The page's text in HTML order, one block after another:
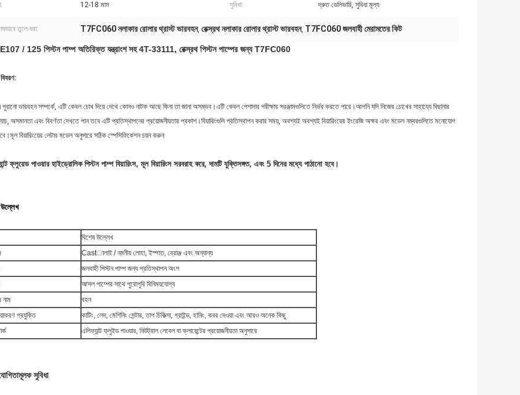
12-18 মাস সুবিধা: দ্রুত ডেলিভারি, সুবিধা মূল্য
তুলে ধরা: T7FC060 নলাকার রোলার থ্রাস্ট ভারবহন, রেক্স্রথ নলাকার রোলার থ্রাস্ট ভারবহন, T7FC060 জলবাহী মেরামতের কিট
/ 125 পিস্টন পাম্প অতিরিক্ত যন্ত্রাংশ সহ 4T-33111, রেক্স্রথ পিস্টন পাম্পের জন্য T7FC060
পুরানো ভারবহন সম্পর্কে, এটি কেবল চোখ দিয়ে দেখে কোনও নাটক আছে কিনা তা জানা অসম্ভব।এটি কেবল পেশাদার পরীক্ষার সরঞ্জামগুলিতে নির্ভর করতে পারে।আপনি যদি নিজের চোখের সাহায্যে বিছানার
অসমানতা এবং বিবর্ণতা দেখতে পান তবে এটি প্রতিস্থাপনের প্রয়োজনীয়তার প্রকাশ।বিয়ারিংগুলি প্রতিস্থাপন করার সময়, অবশ্যই অবশ্যই বিয়ারিংয়ের ইংরেজি অক্ষর এবং মডেল নম্বরগুলিতে মনোযোগ
বিয়ারিংয়ের লেটার মডেল অনুসারে সঠিক স্পেসিফিকেশন চয়ন করুন
ফ্লুয়েড পাওয়ার হাইড্রোলিক পিস্টন পাম্প বিয়ারিংস, মূল বিয়ারিংস সরবরাহ করে, দামটি যুক্তিসঙ্গত, এবং 5 দিনের মধ্যে পাঠানো হবে।
উল্লেখ
বিশেষ উল্লেখ
Castালাই / নমনীয় লোহা, ইস্পাত, ব্রোঞ্জ এবং অন্যান্য
জলবাহী পিস্টন পাম্প জন্য প্রতিস্থাপন অংশ
আসল পাম্পের সাথে পুরোপুরি বিনিময়যোগ্য
নাম
বহন
প্রযুক্তি
কাটিং, লেদ, মেশিনিং সেন্টার, তাপ চিকিত্সা, গ্রাইন্ড, হানিং, কবর দেওয়া এবং আরও অনেক কিছু
এলিফ্যান্ট ফ্লুইড পাওয়ার, নিউট্রাল লেবেল বা ক্লায়েন্টের প্রয়োজনীয়তা অনুসারে
সুবিধা